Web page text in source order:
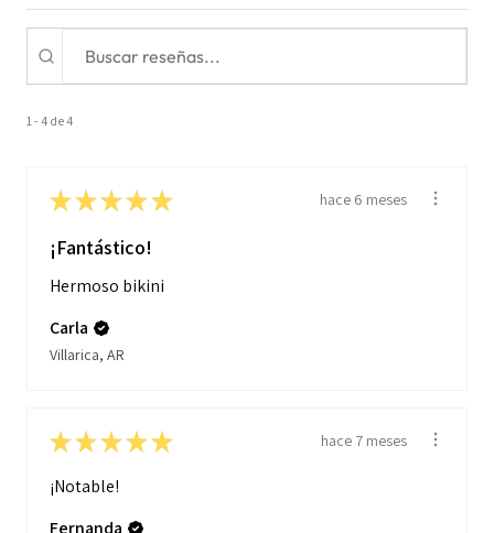
1 - 4 de 4
★★★★★ hace 6 meses
¡Fantástico!
Hermoso bikini
Carla
Villarica, AR
★★★★★ hace 7 meses
¡Notable!
Fernanda